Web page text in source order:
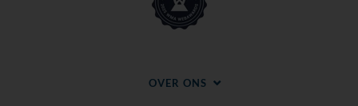
OVER ONS